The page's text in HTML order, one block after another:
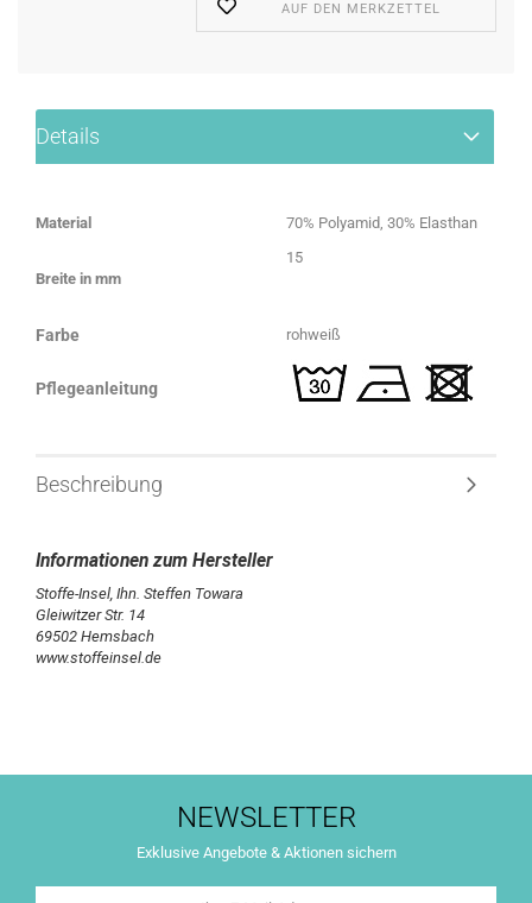
AUF DEN MERKZETTEL
Details
Material 70% Polyamid, 30% Elasthan
Breite in mm
15
Farbe rohweiß
Pflegeanleitung
Beschreibung
Stoffe-Insel, Ihn. Steffen Towara
Gleiwitzer Str. 14
69502 Hemsbach
www.stoffeinsel.de
NEWSLETTER
Exklusive Angebote & Aktionen sichern